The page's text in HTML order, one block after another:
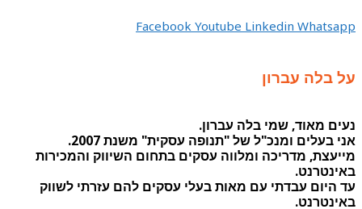
Facebook Youtube Linkedin Whatsapp
על בלה עברון
נעים מאוד, שמי בלה עברון.
אני בעלים ומנכ"ל של "תנופה עסקית" משנת 2007.
מייעצת, מדריכה ומלווה עסקים בתחום השיווק והמכירות
באינטרנט.
עד היום עבדתי עם מאות בעלי עסקים להם עזרתי לשווק
באינטרנט.